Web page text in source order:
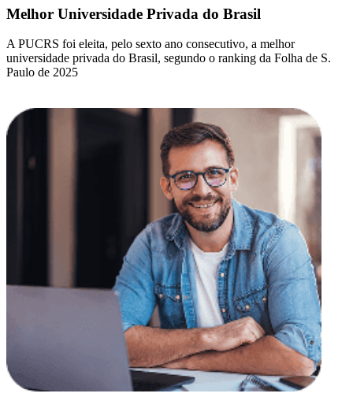
Melhor Universidade Privada do Brasil
A PUCRS foi eleita, pelo sexto ano consecutivo, a melhor
universidade privada do Brasil, segundo o ranking da Folha de S.
Paulo de 2025